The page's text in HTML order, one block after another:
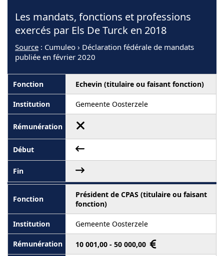
Les mandats, fonctions et professions
exercés par Els De Turck en 2018
Source : Cumuleo › Déclaration fédérale de mandats
publiée en février 2020
Echevin (titulaire ou faisant fonction)
Gemeente Oosterzele
Président de CPAS (titulaire ou faisant
fonction)
Gemeente Oosterzele
10 001,00 - 50 000,00